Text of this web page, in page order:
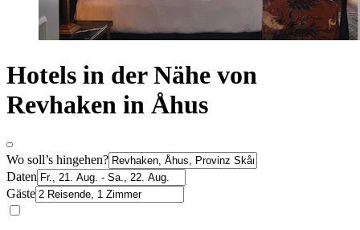
Hotels in der Nähe von
Revhaken in Åhus
Wo soll’s hingehen?
Daten
Gäste